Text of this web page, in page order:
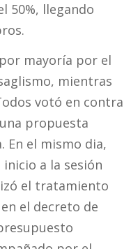
50%, llegando
mayoría por el
mientras
votó en contra
propuesta
En el mismo dia,
a la sesión
el tratamiento
el decreto de